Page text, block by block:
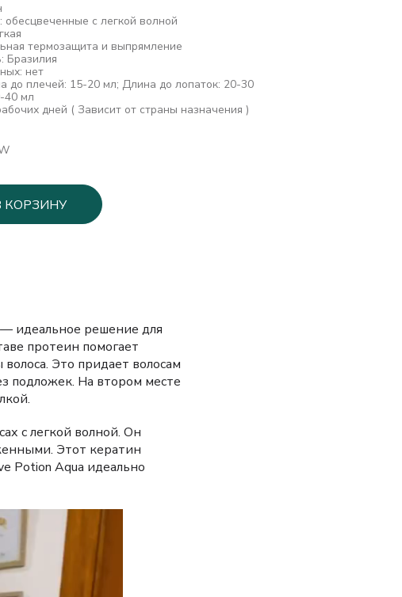
обесцвеченные с легкой волной
термозащита и выпрямление
Бразилия
нет
до плечей: 15-20 мл; Длина до лопаток: 20-30
40 мл
дней ( Зависит от страны назначения )
КОРЗИНУ
идеальное решение для
протеин помогает
Это придает волосам
подложек. На втором месте
с легкой волной. Он
Этот кератин
Potion Aqua идеально